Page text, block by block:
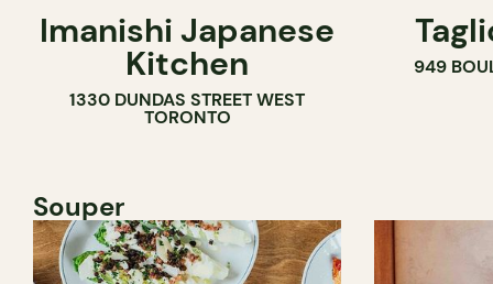
Imanishi Japanese
Kitchen
1330 DUNDAS STREET WEST
TORONTO
949
Souper